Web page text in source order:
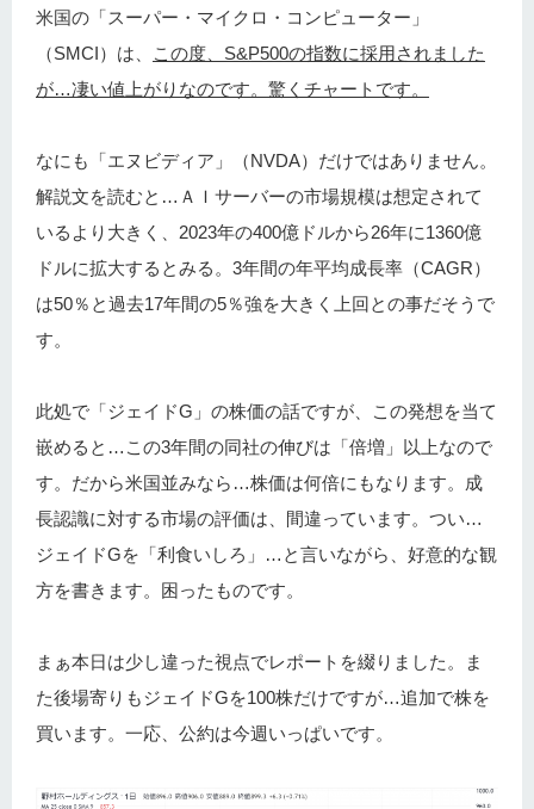
米国の「スーパー・マイクロ・コンピューター」
（SMCI）は、
この度、S&P500の指数に採用されました
が…凄い値上がりなのです。驚くチャートです。
なにも「エヌビディア」（NVDA）だけではありません。
解説文を読むと…ＡＩサーバーの市場規模は想定されて
いるより大きく、2023年の400億ドルから26年に1360億
ドルに拡大するとみる。3年間の年平均成長率（CAGR）
は50％と過去17年間の5％強を大きく上回との事だそうで
す。
此処で「ジェイドG」の株価の話ですが、この発想を当て
嵌めると…この3年間の同社の伸びは「倍増」以上なので
す。だから米国並みなら…株価は何倍にもなります。成
長認識に対する市場の評価は、間違っています。つい…
ジェイドGを「利食いしろ」…と言いながら、好意的な観
方を書きます。困ったものです。
まぁ本日は少し違った視点でレポートを綴りました。ま
た後場寄りもジェイドGを100株だけですが…追加で株を
買います。一応、公約は今週いっぱいです。